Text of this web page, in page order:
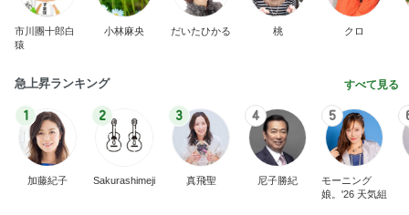
市川團十郎白
猿
小林麻央 だいたひかる 桃 クロ
急上昇ランキング すべて見る
1
加藤紀子
2
Sakurashimeji
3
真飛聖
4
尼子勝紀
5
モーニング
娘。'26 天気組